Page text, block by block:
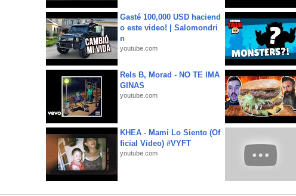
Gasté 100,000 USD haciend
o este video! | Salomondri
n
youtube.com
Rels B, Morad - NO TE IMA
GINAS
youtube.com
KHEA - Mami Lo Siento (Of
ficial Video) #VYFT
youtube.com